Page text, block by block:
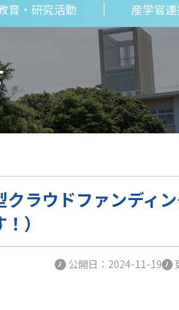
育・研究活動 産学官
ラウドファンディ
）
公開日：2024-11-19